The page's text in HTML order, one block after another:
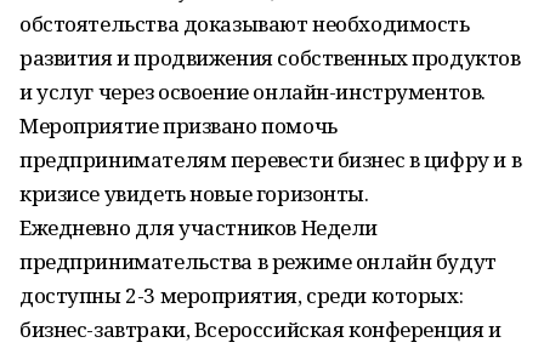
обстоятельства доказывают необходимость
развития и продвижения собственных продуктов
и услуг через освоение онлайн-инструментов.
Мероприятие призвано помочь
предпринимателям перевести бизнес в цифру и в
кризисе увидеть новые горизонты.
Ежедневно для участников Недели
предпринимательства в режиме онлайн будут
доступны 2-3 мероприятия, среди которых:
бизнес-завтраки, Всероссийская конференция и